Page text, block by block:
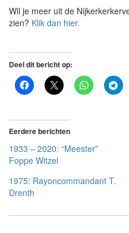
Wil je meer uit de
zien? Klik dan hier.
Deel dit bericht op:
Eerdere berichten
1933 – 2020: “Meester”
Foppe Witzel
1975: Rayoncommandant T.
Drenth